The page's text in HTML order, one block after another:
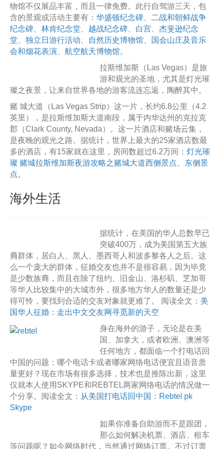
物馆不仅展品丰富，而且一律免费。此行自驾游三天，包
含的景观或活动主要有： 华盛顿纪念碑
二战和朝鲜战争
纪念碑
林肯纪念堂 越战纪念碑 白宫
杰斐逊纪念
堂
独立日游行活动 自然历史博物馆
国会山庄及音乐
会和烟花表演
航空航天博物馆。
拉斯维加斯（Las Vegas）是旅
游和观光的圣地，尤其是灯光璀
璨之夜景，让来自世界各地的游客流连忘返，陶醉其中。
赌 城大道（Las Vegas Strip）这一片，长约6.8公里（4.2
英里），是拉斯维加斯大道南段，属于内华达州的克拉克
郡（Clark County, Nevada）。这一片酒店和赌场云集，
是夜晚的观光之路。据统计，世界上最大的25家酒店数最
多的酒店，有15家就在这里，房间数超过6.2万间： 灯光璀
璨 赌城拉斯维加斯夜游攻略之赌城大道西侧景点
东侧景
点。
海外生活
据统计，在美国的华人总数早已
突破400万，成为美国第五大族
裔群体，居白人、黑人、墨西哥人和波多黎各人之后。这
么一个庞大的群体，征婚交友也并不是很容易，因为毕竟
是少数族裔，而且在除了纽约、旧金山、洛杉矶、芝加哥
等华人比较集中的大城市外，很多地方华人的数量还是少
得可怜，要找到合适的交友对象就更难了。 阅读全文： 美
国华人征婚：走出中文交友网寻觅新的天空
身在海外的游子，无论是在美
国、加拿大，或者欧洲、澳洲等
任何地方，都面临一个打电话回
中国的问题：哪个电话卡或者哪家网络电话便宜且语音质
量更好？现在市场有很多选择，技术也是推陈出新，这里
仅就本人使用SKYPE和REBTEL两家网络电话的情况做一
个分享。阅读全文： 从美国打电话回中国：Rebtel pk
Skype
如果你准备自助游而不是跟团，
那么如何解决机票、酒店、租车
等问题呢？如今网络时代，当然通过网络订票。不过订票